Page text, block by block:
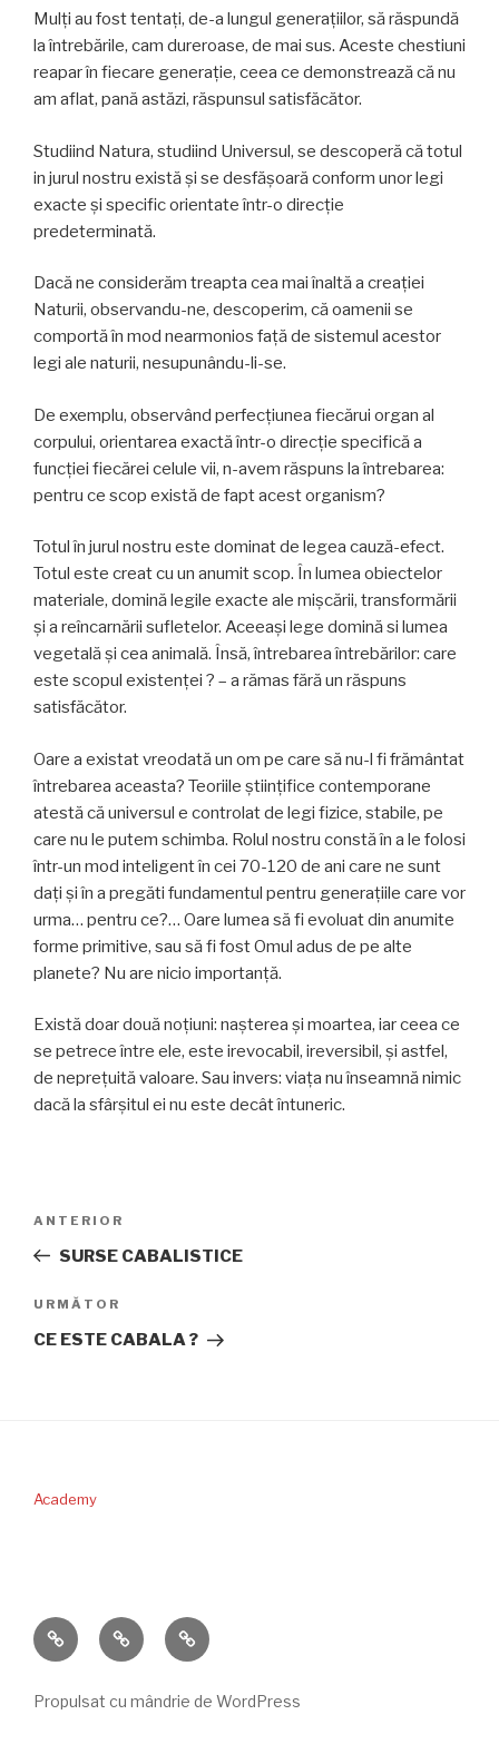
Mulţi au fost tentaţi, de-a lungul generaţiilor, să răspundă
la întrebările, cam dureroase, de mai sus. Aceste chestiuni
reapar în fiecare generaţie, ceea ce demonstrează că nu
am aflat, pană astăzi, răspunsul satisfăcător.
Studiind Natura, studiind Universul, se descoperă că totul
in jurul nostru există şi se desfăşoară conform unor legi
exacte şi specific orientate într-o direcţie
predeterminată.
Dacă ne considerăm treapta cea mai înaltă a creaţiei
Naturii, observandu-ne, descoperim, că oamenii se
comportă în mod nearmonios faţă de sistemul acestor
legi ale naturii, nesupunându-li-se.
De exemplu, observând perfecţiunea fiecărui organ al
corpului, orientarea exactă într-o direcţie specifică a
funcţiei fiecărei celule vii, n-avem răspuns la întrebarea:
pentru ce scop există de fapt acest organism?
Totul în jurul nostru este dominat de legea cauză-efect.
Totul este creat cu un anumit scop. În lumea obiectelor
materiale, domină legile exacte ale mişcării, transformării
şi a reîncarnării sufletelor. Aceeaşi lege domină si lumea
vegetală şi cea animală. Însă, întrebarea întrebărilor: care
este scopul existenţei ? – a rămas fără un răspuns
satisfăcător.
Oare a existat vreodată un om pe care să nu-l fi frământat
întrebarea aceasta? Teoriile ştiinţifice contemporane
atestă că universul e controlat de legi fizice, stabile, pe
care nu le putem schimba. Rolul nostru constă în a le folosi
într-un mod inteligent în cei 70-120 de ani care ne sunt
daţi şi în a pregăti fundamentul pentru generaţiile care vor
urma… pentru ce?… Oare lumea să fi evoluat din anumite
forme primitive, sau să fi fost Omul adus de pe alte
planete? Nu are nicio importanţă.
Există doar două noţiuni: naşterea şi moartea, iar ceea ce
se petrece între ele, este irevocabil, ireversibil, şi astfel,
de nepreţuită valoare. Sau invers: viaţa nu înseamnă nimic
dacă la sfârşitul ei nu este decât întuneric.
articole
Articolul
anterior
ANTERIOR
SURSE CABALISTICE
Articolul
următor
URMĂTOR
CE ESTE CABALA ?
Academy
PERICOPA
SĂPTĂMÂNII
DONAŢIICONTACT
Propulsat cu mândrie de WordPress